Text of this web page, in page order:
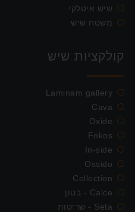
שיש איטלקי
משטח שיש
קולקציות שיש
Laminam gallery
Cava
Oxide
Fokos
In-side
Ossido
Collection
Calce - בטון
Seta - שריטות